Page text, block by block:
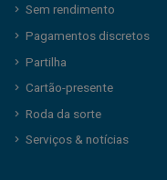
Sem rendimento
Pagamentos discretos
Partilha
Cartão-presente
Roda da sorte
Serviços & notícias